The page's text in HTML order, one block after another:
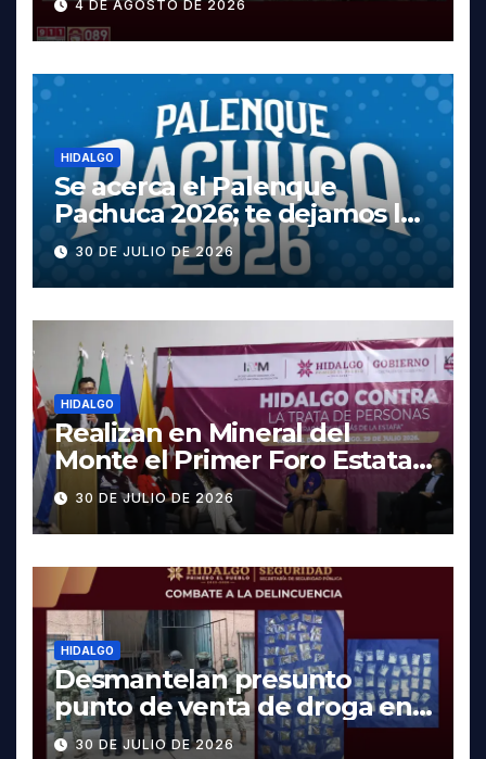
Tula
4 DE AGOSTO DE 2026
HIDALGO
Se acerca el Palenque
Pachuca 2026; te dejamos la
cartelera completa, las
fechas y los precios
30 DE JULIO DE 2026
HIDALGO
Realizan en Mineral del
Monte el Primer Foro Estatal
contra la Trata de Personas
30 DE JULIO DE 2026
HIDALGO
Desmantelan presunto
punto de venta de droga en
Pachuca; hay dos detenidos
30 DE JULIO DE 2026